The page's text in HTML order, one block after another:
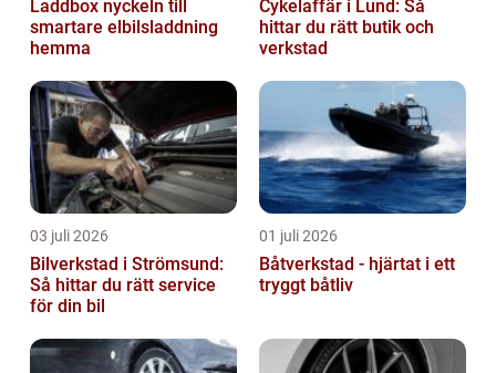
Laddbox nyckeln till
smartare elbilsladdning
hemma
Cykelaffär i Lund: Så
hittar du rätt butik och
verkstad
03 juli 2026
Bilverkstad i Strömsund:
Så hittar du rätt service
för din bil
01 juli 2026
Båtverkstad - hjärtat i ett
tryggt båtliv